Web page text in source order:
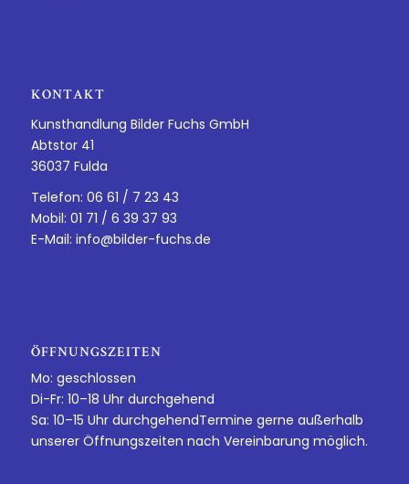
KONTAKT
Kunsthandlung Bilder Fuchs GmbH
Abtstor 41
36037 Fulda
Telefon: 06 61 / 7 23 43
Mobil: 01 71 / 6 39 37 93
E-Mail: info@bilder-fuchs.de
ÖFFNUNGSZEITEN
Mo: geschlossen
Di-Fr: 10–18 Uhr durchgehend
Sa: 10–15 Uhr durchgehendTermine gerne außerhalb
unserer Öffnungszeiten nach Vereinbarung möglich.